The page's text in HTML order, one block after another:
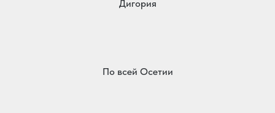
Дигория
По всей Осетии